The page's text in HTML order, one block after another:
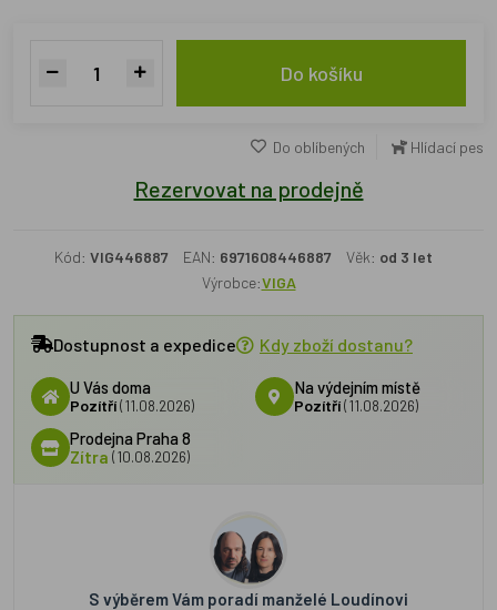
Do košíku
Do oblíbených Hlídací pes
Rezervovat na prodejně
Kód: VIG446887 EAN: 6971608446887 Věk: od 3 let
Výrobce:VIGA
Dostupnost a expedice Kdy zboží dostanu?
U Vás doma
Pozítří(11.08.2026)
Na výdejním místě
Pozítří (11.08.2026)
Prodejna Praha 8
Zítra (10.08.2026)
S výběrem Vám poradí manželé Loudínovi